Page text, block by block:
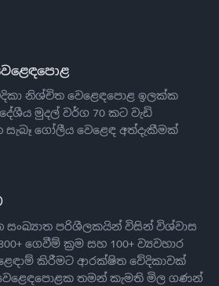
නිශ්චිත වෙළෙඳපොළ ඉලක්ක
දේශීය මුදල් වර්ග 70 කට වැඩි
ගෝලීය වෙළෙඳ අත්දැකීමක්
සංඛ්‍යාත පරිශීලකයින් විසින් විශ්වාස
ගෙවීම් ක්‍රම සහ 100+ ව්‍යවහාර
කිරීමට ආරක්ෂිත වේදිකාවක්
තමන් කැමති මිල ගණන්